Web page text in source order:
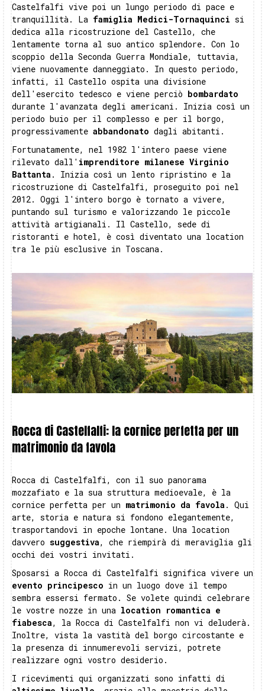
Castelfalfi vive poi un lungo periodo di pace e
tranquillità. La famiglia Medici-Tornaquinci si
dedica alla ricostruzione del Castello, che
lentamente torna al suo antico splendore. Con lo
scoppio della Seconda Guerra Mondiale, tuttavia,
viene nuovamente danneggiato. In questo periodo,
infatti, il Castello ospita una divisione
dell'esercito tedesco e viene perciò bombardato
durante l'avanzata degli americani. Inizia così un
periodo buio per il complesso e per il borgo,
progressivamente abbandonato dagli abitanti.
Fortunatamente, nel 1982 l'intero paese viene
rilevato dall' imprenditore milanese Virginio
Battanta . Inizia così un lento ripristino e la
ricostruzione di Castelfalfi, proseguito poi nel
2012. Oggi l'intero borgo è tornato a vivere,
puntando sul turismo e valorizzando le piccole
attività artigianali. Il Castello, sede di
ristoranti e hotel, è così diventato una location
tra le più esclusive in Toscana.
Rocca di Castelfalfi: la cornice perfetta per un
matrimonio da favola
Rocca di Castelfalfi, con il suo panorama
mozzafiato e la sua struttura medioevale, è la
cornice perfetta per un matrimonio da favola . Qui
arte, storia e natura si fondono elegantemente,
trasportandovi in epoche lontane. Una location
davvero suggestiva, che riempirà di meraviglia gli
occhi dei vostri invitati.
Sposarsi a Rocca di Castelfalfi significa vivere un
evento principesco in un luogo dove il tempo
sembra essersi fermato. Se volete quindi celebrare
le vostre nozze in una location romantica e
fiabesca, la Rocca di Castelfalfi non vi deluderà.
Inoltre, vista la vastità del borgo circostante e
la presenza di innumerevoli servizi, potrete
realizzare ogni vostro desiderio.
I ricevimenti qui organizzati sono infatti di